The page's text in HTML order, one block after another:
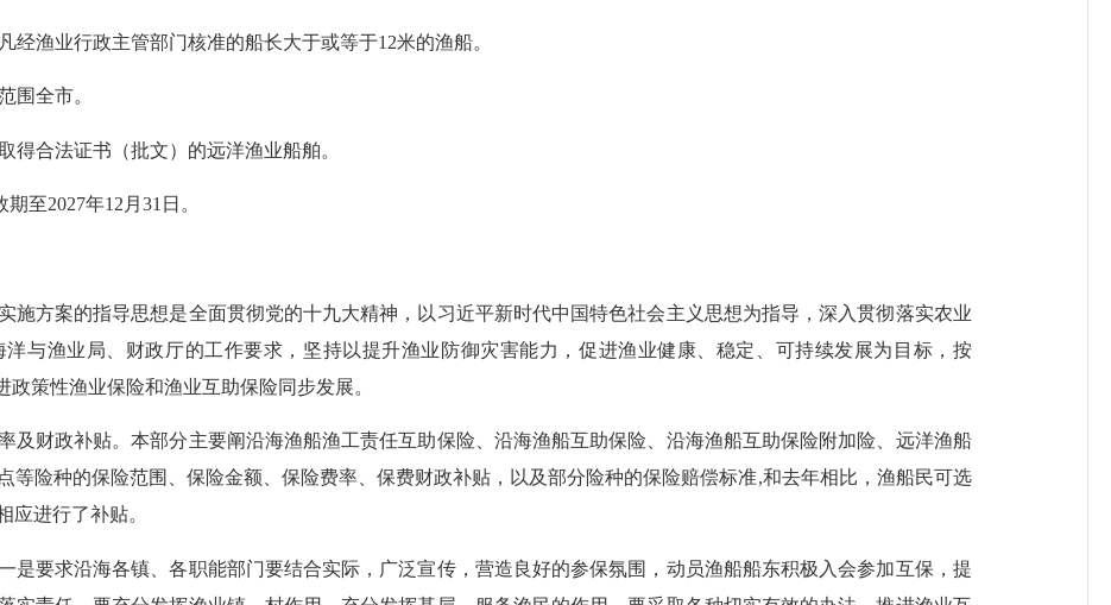
渔业行政主管部门核准的船长大于或等于12米的渔船。
全市。
合法证书（批文）的远洋渔业船舶。
至2027年12月31日。
方案的指导思想是全面贯彻党的十九大精神，以习近平新时代中国特色社会主义思想为指导，深入贯彻落实农业
与渔业局、财政厅的工作要求，坚持以提升渔业防御灾害能力，促进渔业健康、稳定、可持续发展为目标，按
策性渔业保险和渔业互助保险同步发展。
财政补贴。本部分主要阐沿海渔船渔工责任互助保险、沿海渔船互助保险、沿海渔船互助保险附加险、远洋渔船
等险种的保险范围、保险金额、保险费率、保费财政补贴，以及部分险种的保险赔偿标准,和去年相比，渔船民可选
应进行了补贴。
要求沿海各镇、各职能部门要结合实际，广泛宣传，营造良好的参保氛围，动员渔船船东积极入会参加互保，提